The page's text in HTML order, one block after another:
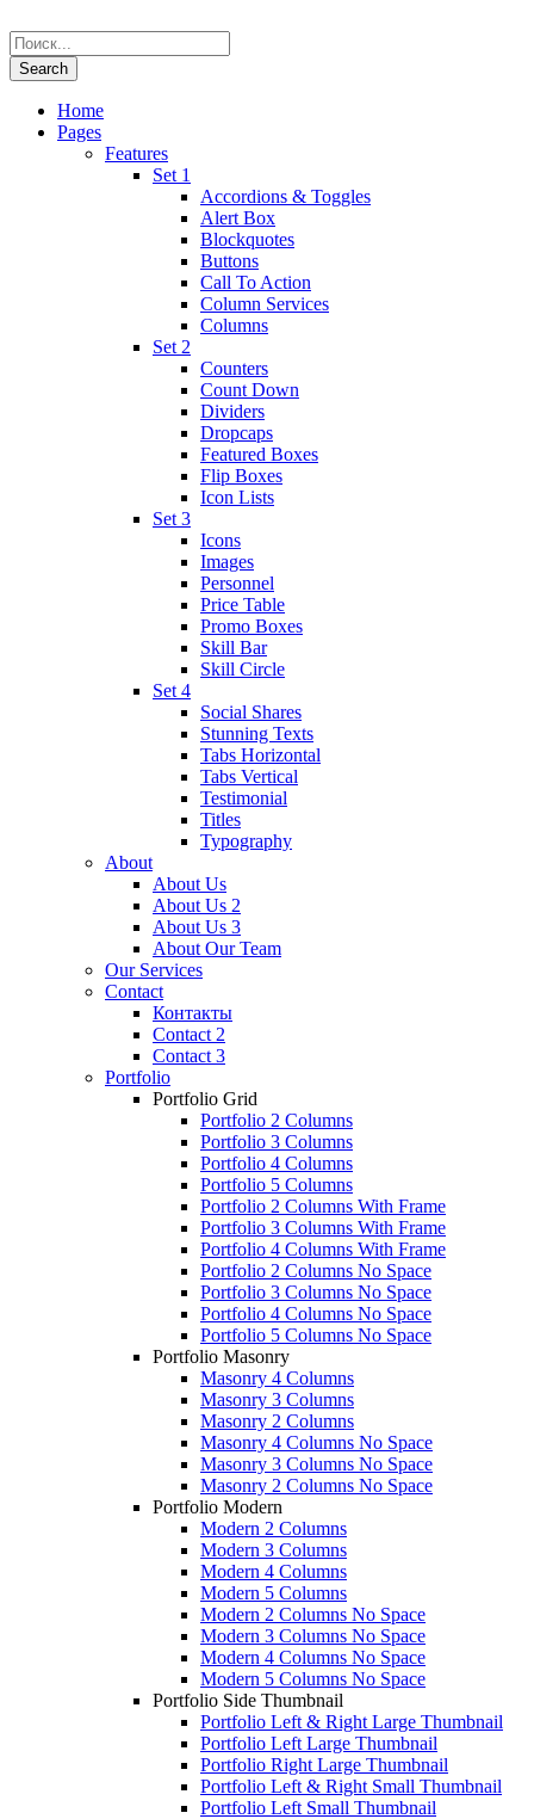
Home
Pages
Features
Set 1
Accordions & Toggles
Alert Box
Blockquotes
Buttons
Call To Action
Column Services
Columns
Set 2
Counters
Count Down
Dividers
Dropcaps
Featured Boxes
Flip Boxes
Icon Lists
Set 3
Icons
Images
Personnel
Price Table
Promo Boxes
Skill Bar
Skill Circle
Set 4
Social Shares
Stunning Texts
Tabs Horizontal
Tabs Vertical
Testimonial
Titles
Typography
About
About Us
About Us 2
About Us 3
About Our Team
Our Services
Contact
Контакты
Contact 2
Contact 3
Portfolio
Portfolio Grid
Portfolio 2 Columns
Portfolio 3 Columns
Portfolio 4 Columns
Portfolio 5 Columns
Portfolio 2 Columns With Frame
Portfolio 3 Columns With Frame
Portfolio 4 Columns With Frame
Portfolio 2 Columns No Space
Portfolio 3 Columns No Space
Portfolio 4 Columns No Space
Portfolio 5 Columns No Space
Portfolio Masonry
Masonry 4 Columns
Masonry 3 Columns
Masonry 2 Columns
Masonry 4 Columns No Space
Masonry 3 Columns No Space
Masonry 2 Columns No Space
Portfolio Modern
Modern 2 Columns
Modern 3 Columns
Modern 4 Columns
Modern 5 Columns
Modern 2 Columns No Space
Modern 3 Columns No Space
Modern 4 Columns No Space
Modern 5 Columns No Space
Portfolio Side Thumbnail
Portfolio Left & Right Large Thumbnail
Portfolio Left Large Thumbnail
Portfolio Right Large Thumbnail
Portfolio Left & Right Small Thumbnail
Portfolio Left Small Thumbnail